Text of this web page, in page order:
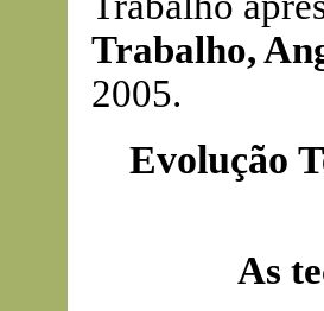
Trabalho,
2005.
Evolução
As